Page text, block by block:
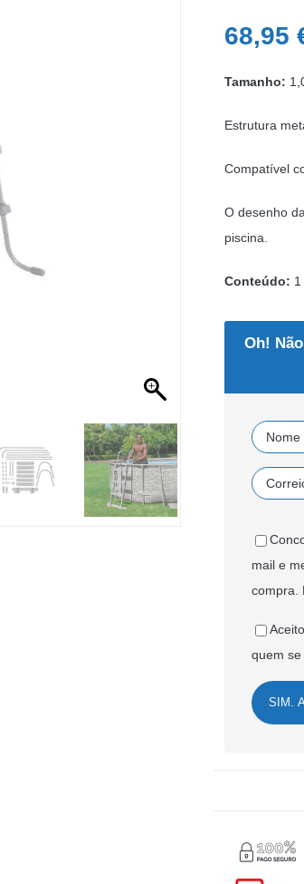
68,95
Tamanho:
Estrutura
Compatível
O desenho
piscina.
Conteúdo: 1
Oh!
mail e
compra.
quem
SIM.